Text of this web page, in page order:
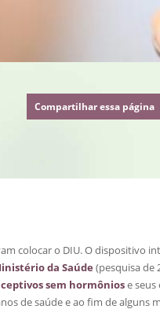
Compartilharessa página
colocar o DIU. O dispositivo
da Saúde (pesquisa de
sem hormôniose seus
de saúde e ao fim de alguns